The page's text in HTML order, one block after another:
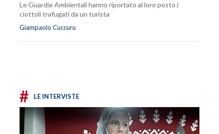
Le Guardie Ambientali hanno riportato al loro posto i
ciottoli trafugati da un turista
Giampaolo Cuccuru
# LE INTERVISTE